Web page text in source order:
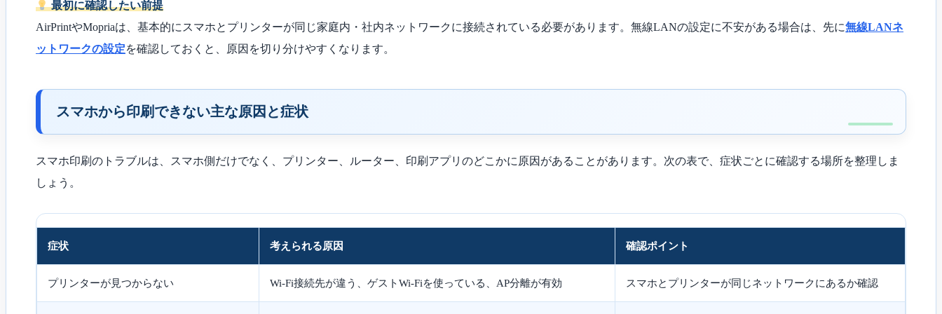
最初に確認したい前提
AirPrintやMopriaは、基本的にスマホとプリンターが同じ家庭内・社内ネットワークに接続されている必要があります。無線LANの設定に不安がある場合は、先に無線LANネ
ットワークの設定を確認しておくと、原因を切り分けやすくなります。
スマホから印刷できない主な原因と症状
スマホ印刷のトラブルは、スマホ側だけでなく、プリンター、ルーター、印刷アプリのどこかに原因があることがあります。次の表で、症状ごとに確認する場所を整理しま
しょう。
症状 考えられる原因 確認ポイント
プリンターが見つからない Wi-Fi接続先が違う、ゲストWi-Fiを使っている、AP分離が有効 スマホとプリンターが同じネットワークにあるか確認